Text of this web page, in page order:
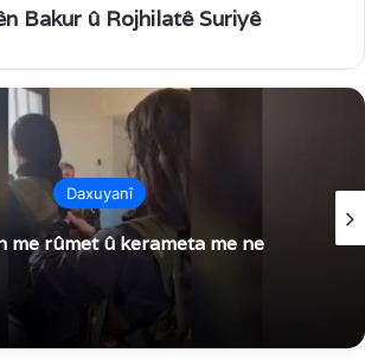
Bakur û Rojhilatê Suriyê
Daxuyanî
me rûmet û kerameta me ne